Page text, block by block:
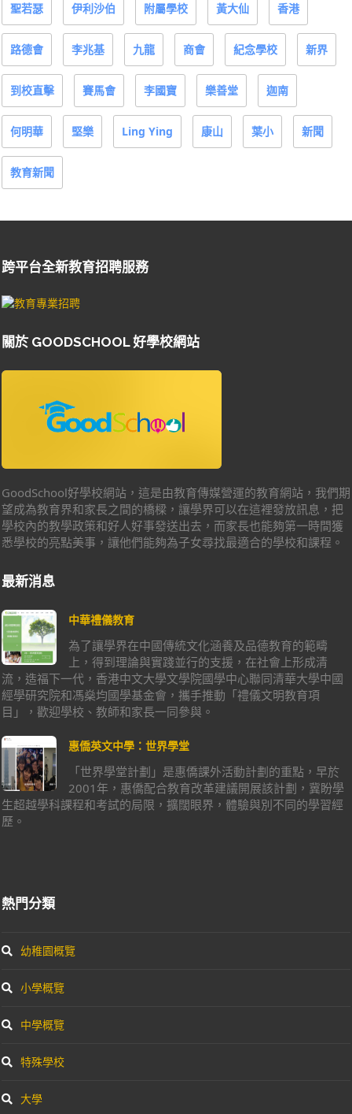
聖若瑟 伊利沙伯 附屬學校 黃大仙 香港
路德會 李兆基 九龍 商會 紀念學校 新界
到校直擊 賽馬會 李國寶 樂善堂 迦南
何明華 堅樂 Ling Ying 康山 葉小 新聞
教育新聞
跨平台全新教育招聘服務
關於 GOODSCHOOL 好學校網站
GoodSchool好學校網站，這是由教育傳媒營運的教育網站，我們期
望成為教育界和家長之間的橋樑，讓學界可以在這裡發放訊息，把
學校內的教學政策和好人好事發送出去，而家長也能夠第一時間獲
悉學校的亮點美事，讓他們能夠為子女尋找最適合的學校和課程。
最新消息
中華禮儀教育
為了讓學界在中國傳統文化涵養及品德教育的範疇
上，得到理論與實踐並行的支援，在社會上形成清
流，造福下一代，香港中文大學文學院國學中心聯同清華大學中國
經學研究院和馮燊均國學基金會，攜手推動「禮儀文明教育項
目」，歡迎學校、教師和家長一同參與。
惠僑英文中學：世界學堂
「世界學堂計劃」是惠僑課外活動計劃的重點，早於
2001年，惠僑配合教育改革建議開展該計劃，冀盼學
生超越學科課程和考試的局限，擴闊眼界，體驗與別不同的學習經
歷。
熱門分類
幼稚園概覽
小學概覽
中學概覽
特殊學校
大學